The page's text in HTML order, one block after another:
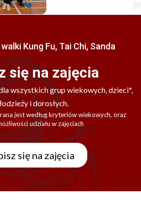
Kung Fu, Tai Chi, Sanda
się na zajęcia
wszystkich grup wiekowych, dzieci*,
i dorosłych.
jest według kryteriów wiekowych, oraz
udziału w zajęciach
się na zajęcia